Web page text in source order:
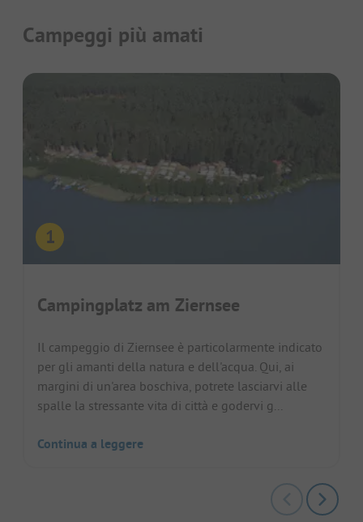
Campeggi più amati
Campingplatz am Ziernsee
Il campeggio di Ziernsee è particolarmente indicato
per gli amanti della natura e dell'acqua. Qui, ai
margini di un'area boschiva, potrete lasciarvi alle
spalle la stressante vita di città e godervi g...
Continua a leggere